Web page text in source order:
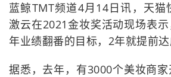
蓝鲸TMT频道4月14日讯，天猫
激云在2021金妆奖活动现场表
年业绩翻番的目标，2年就提前达
据悉，去年，有3000个美妆商